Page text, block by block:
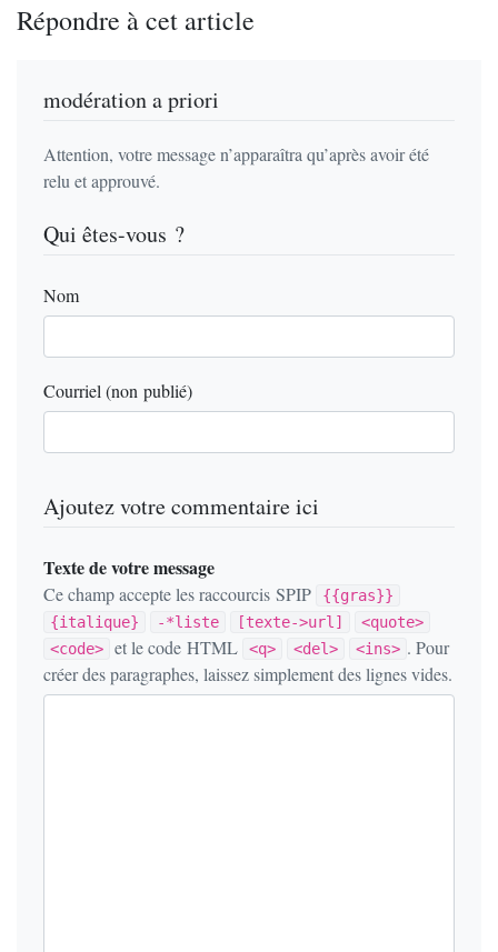
Répondre à cet article
modération a priori
Attention, votre message n’apparaîtra qu’après avoir été
relu et approuvé.
Qui êtes-vous ?
Nom
Courriel (non publié)
Ajoutez votre commentaire ici
Texte de votre message
Ce champ accepte les raccourcis SPIP
{{gras}}
{italique}
-*liste [texte->url]
<quote>
<code>
et le code HTML <q> <del> <ins> . Pour
créer des paragraphes, laissez simplement des lignes vides.